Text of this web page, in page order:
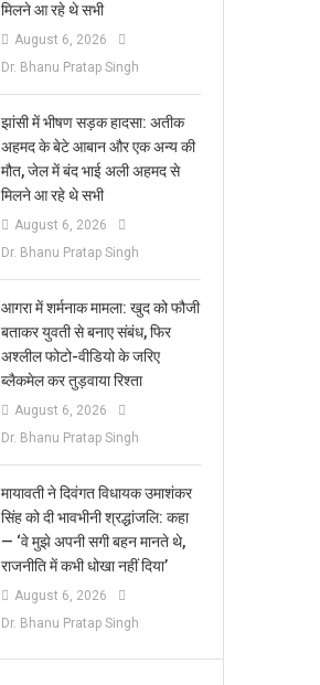
मिलने आ रहे थे सभी
August 6, 2026
Dr. Bhanu Pratap Singh
झांसी में भीषण सड़क हादसा: अतीक
अहमद के बेटे आबान और एक अन्य की
मौत, जेल में बंद भाई अली अहमद से
मिलने आ रहे थे सभी
August 6, 2026
Dr. Bhanu Pratap Singh
आगरा में शर्मनाक मामला: खुद को फौजी
बताकर युवती से बनाए संबंध, फिर
अश्लील फोटो-वीडियो के जरिए
ब्लैकमेल कर तुड़वाया रिश्ता
August 6, 2026
Dr. Bhanu Pratap Singh
मायावती ने दिवंगत विधायक उमाशंकर
सिंह को दी भावभीनी श्रद्धांजलि: कहा
— ‘वे मुझे अपनी सगी बहन मानते थे,
राजनीति में कभी धोखा नहीं दिया’
August 6, 2026
Dr. Bhanu Pratap Singh